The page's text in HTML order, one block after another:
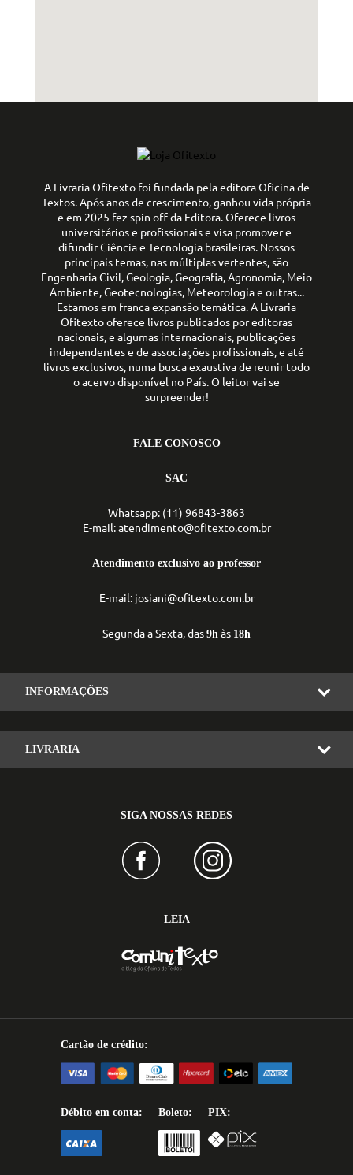
A Livraria Ofitexto foi fundada pela editora Oficina de
Textos. Após anos de crescimento, ganhou vida própria
e em 2025 fez spin off da Editora. Oferece livros
universitários e profissionais e visa promover e
difundir Ciência e Tecnologia brasileiras. Nossos
principais temas, nas múltiplas vertentes, são
Engenharia Civil, Geologia, Geografia, Agronomia, Meio
Ambiente, Geotecnologias, Meteorologia e outras...
Estamos em franca expansão temática. A Livraria
Ofitexto oferece livros publicados por editoras
nacionais, e algumas internacionais, publicações
independentes e de associações profissionais, e até
livros exclusivos, numa busca exaustiva de reunir todo
o acervo disponível no País. O leitor vai se
surpreender!
FALE CONOSCO
SAC
Whatsapp: (11) 96843-3863
E-mail: atendimento@ofitexto.com.br
Atendimento exclusivo ao professor
E-mail: josiani@ofitexto.com.br
Segunda a Sexta, das 9h às 18h
INFORMAÇÕES
LIVRARIA
SIGA NOSSAS REDES
LEIA
Cartão de crédito:
Débito em conta: Boleto: PIX: